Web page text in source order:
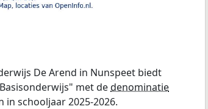
De Arend in Nunspeet biedt
met dedenominatie
schooljaar 2025-2026.